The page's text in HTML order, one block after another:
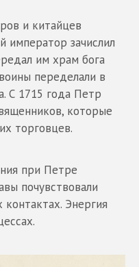
и китайцев
император зачислил
им храм бога
переделали в
С 1715 года Петр
которые
торговцев.
при Петре
почувствовали
Энергия